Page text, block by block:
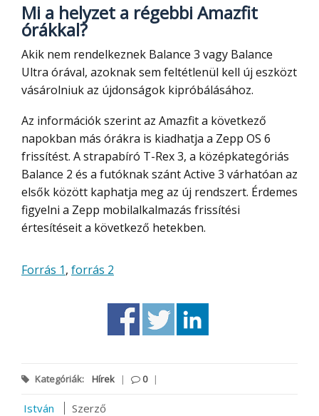
Mi a helyzet a régebbi Amazfit
órákkal?
Akik nem rendelkeznek Balance 3 vagy Balance
Ultra órával, azoknak sem feltétlenül kell új eszközt
vásárolniuk az újdonságok kipróbálásához.
Az információk szerint az Amazfit a következő
napokban más órákra is kiadhatja a Zepp OS 6
frissítést. A strapabíró T-Rex 3, a középkategóriás
Balance 2 és a futóknak szánt Active 3 várhatóan az
elsők között kaphatja meg az új rendszert. Érdemes
figyelni a Zepp mobilalkalmazás frissítési
értesítéseit a következő hetekben.
Forrás 1, forrás 2
Kategóriák: Hírek | 0 |
István
Szerző